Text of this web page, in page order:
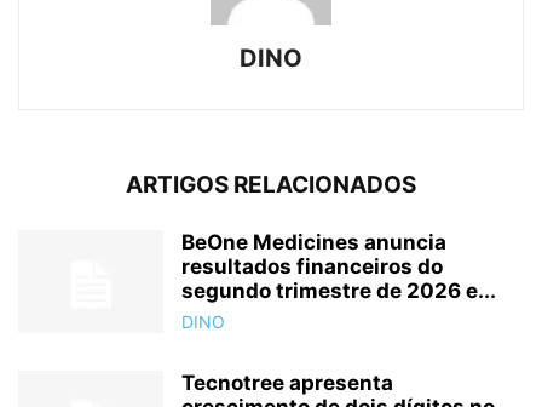
DINO
ARTIGOS RELACIONADOS
BeOne Medicines anuncia
resultados financeiros do
segundo trimestre de 2026 e...
DINO
Tecnotree apresenta